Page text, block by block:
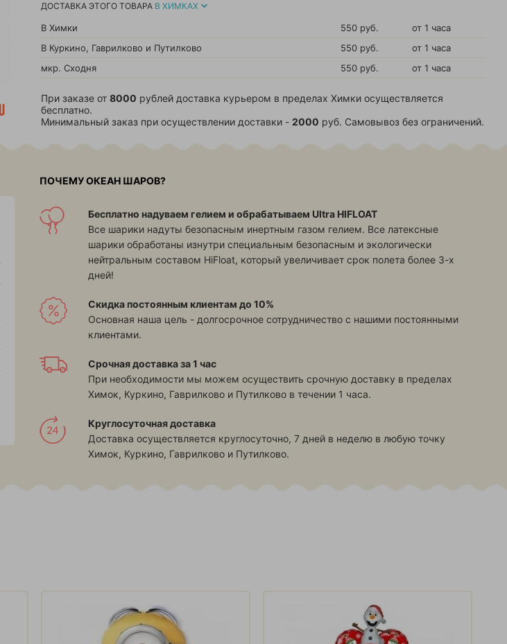
ДОСТАВКА ЭТОГО ТОВАРА В ХИМКАХ
В Химки 550 руб.
от 1 часа
В Куркино, Гаврилково и Путилково
550 руб.
от 1 часа
мкр. Сходня
550 руб. от 1 часа
При заказе от 8000 рублей доставка курьером в пределах Химки осуществляется
бесплатно.
Минимальный заказ при осуществлении доставки - 2000 руб. Самовывоз без ограничений.
ПОЧЕМУ ОКЕАН ШАРОВ?
Бесплатно надуваем гелием и обрабатываем Ultra HIFLOAT
Все шарики надуты безопасным инертным газом гелием. Все латексные
шарики обработаны изнутри специальным безопасным и экологически
нейтральным составом HiFloat, который увеличивает срок полета более 3-х
дней!
Скидка постоянным клиентам до 10%
Основная наша цель - долгосрочное сотрудничество с нашими постоянными
клиентами.
Срочная доставка за 1 час
При необходимости мы можем осуществить срочную доставку в пределах
Химок, Куркино, Гаврилково и Путилково в течении 1 часа.
Круглосуточная доставка
Доставка осуществляется круглосуточно, 7 дней в неделю в любую точку
Химок, Куркино, Гаврилково и Путилково.